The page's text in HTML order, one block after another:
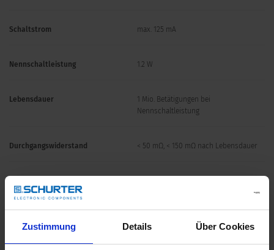
Zustimmung Details Über Cookies
Schaltstrom max. 125 mA
Nennschaltleistung 1.2 W
Lebensdauer
1 Mio. Betätigungen bei
Nennschaltleistung
Durchgangswiderstand < 50 mΩ, < 150 mΩ nach Lebensdauer